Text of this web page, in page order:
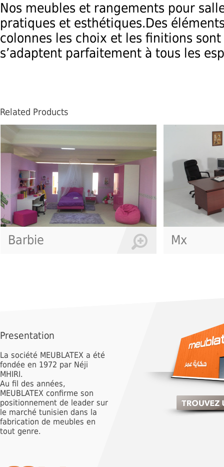
Nos meubles et rangements pour
pratiques et esthétiques.Des
colonnes les choix et les finitions
s’adaptent parfaitement à tous les
Related Products
Mx
Presentation
La société MEUBLATEX a été
fondée en 1972 par Néji
MHIRI.
Au fil des années,
MEUBLATEX confirme son
positionnement de leader sur
le marché tunisien dans la
fabrication de meubles en
tout genre.